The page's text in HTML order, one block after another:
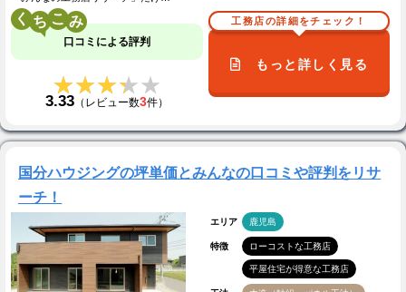
く こ
口コミによる評判
★★★★★
★★★★★
3.33 （レビュー数3件）
工務店の詳細をチェック！
もっと詳しく見る
国分ハウジングの坪単価とみんなの口コミや評判をリサ
ーチ！
エリア 鹿児島
特徴 ローコストな工務店
平屋住宅が得意な工務店